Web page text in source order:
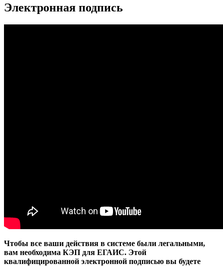
Электронная подпись
Чтобы все ваши действия в системе были легальными,
вам необходима КЭП для ЕГАИС. Этой
квалифицированной электронной подписью вы будете